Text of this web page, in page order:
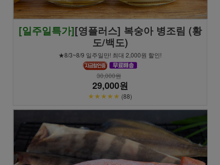
[일주일특가][영플러스] 복숭아 병조림 (황
도/백도)
★8/3~8/9 일주일만! 최대 2,000원 할인!
30,000원
29,000원
★★★★★ (88)